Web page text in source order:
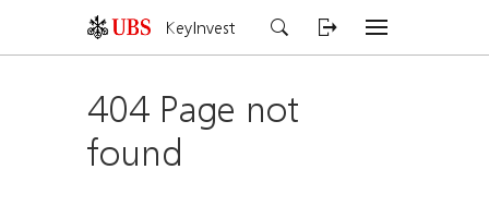
KeyInvest
404 Page not
found